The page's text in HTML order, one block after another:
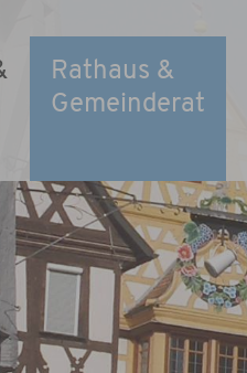
Rathaus &
Gemeinderat